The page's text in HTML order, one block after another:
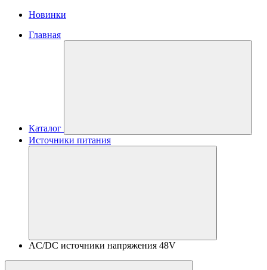
Новинки
Главная
Каталог
Источники питания
AC/DC источники напряжения 48V